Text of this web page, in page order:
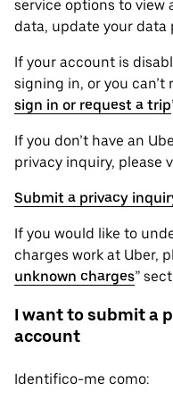
service options to view
data, update your data
If your account is
signing in, or you can’t
sign in or request a trip
If you don’t have an
privacy inquiry, please
Submit a privacy
If you would like to
charges work at Uber,
unknown charges”
I want to submit a
account
Identifico-me como: